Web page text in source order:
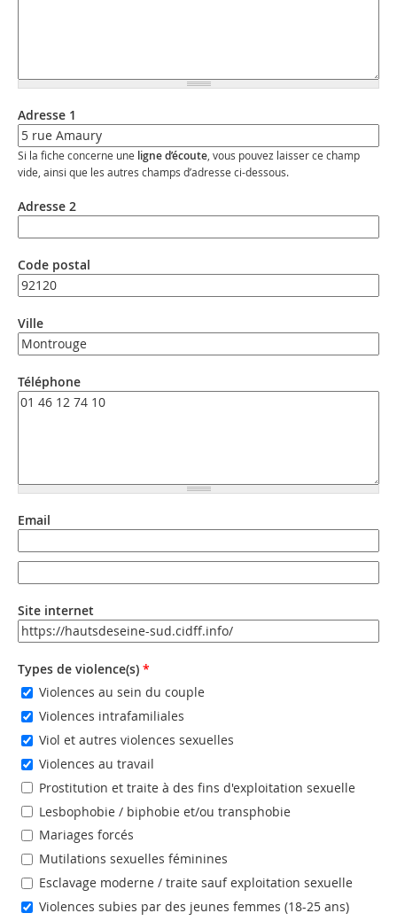
Adresse 1
Si la fiche concerne une ligne d’écoute , vous pouvez laisser ce champ
vide, ainsi que les autres champs d’adresse ci-dessous.
Adresse 2
Code postal
Ville
Téléphone
Email
Site internet
URL
Types de violence(s) *
Violences au sein du couple
Violences intrafamiliales
Viol et autres violences sexuelles
Violences au travail
Prostitution et traite à des fins d'exploitation sexuelle
Lesbophobie / biphobie et/ou transphobie
Mariages forcés
Mutilations sexuelles féminines
Esclavage moderne / traite sauf exploitation sexuelle
Violences subies par des jeunes femmes (18-25 ans)